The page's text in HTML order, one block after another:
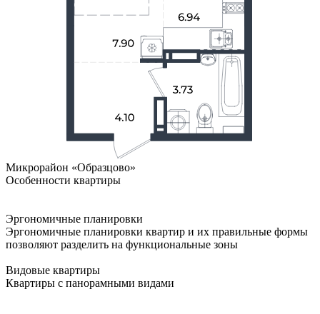
Микрорайон «Образцово»
Особенности квартиры
Эргономичные планировки
Эргономичные планировки квартир и их правильные формы
позволяют разделить на функциональные зоны
Видовые квартиры
Квартиры с панорамными видами